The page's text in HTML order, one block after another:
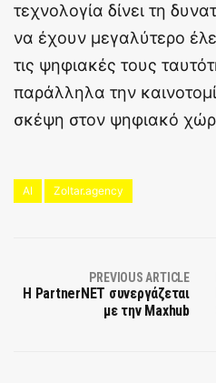
τεχνολογία δίνει τη
να έχουν μεγαλύτερο
τις ψηφιακές τους
παράλληλα την
σκέψη στον ψηφιακό
AI Zoltar.agency
PREVIOUS ARTICLE
Η PartnerNΕΤ συνεργάζεται
με την Maxhub